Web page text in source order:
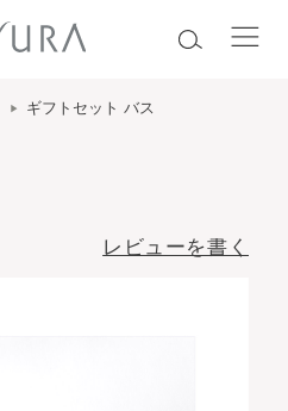
ギフトセット バス
レビューを書く